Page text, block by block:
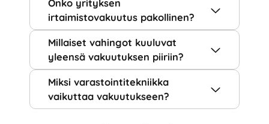
Onko yrityksen
irtaimistovakuutus pakollinen?
Millaiset vahingot kuuluvat
yleensä vakuutuksen piiriin?
Miksi varastointitekniikka
vaikuttaa vakuutukseen?